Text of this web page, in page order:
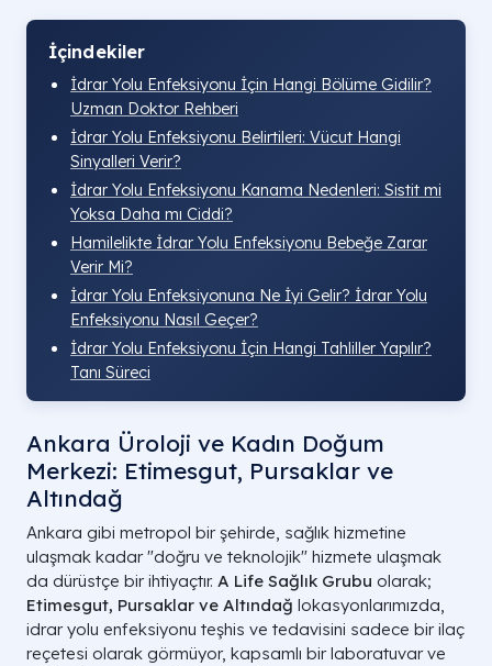
İçindekiler
İdrar Yolu Enfeksiyonu İçin Hangi Bölüme Gidilir?
Uzman Doktor Rehberi
İdrar Yolu Enfeksiyonu Belirtileri: Vücut Hangi
Sinyalleri Verir?
İdrar Yolu Enfeksiyonu Kanama Nedenleri: Sistit mi
Yoksa Daha mı Ciddi?
Hamilelikte İdrar Yolu Enfeksiyonu Bebeğe Zarar
Verir Mi?
İdrar Yolu Enfeksiyonuna Ne İyi Gelir? İdrar Yolu
Enfeksiyonu Nasıl Geçer?
İdrar Yolu Enfeksiyonu İçin Hangi Tahliller Yapılır?
Tanı Süreci
Ankara Üroloji ve Kadın Doğum
Merkezi: Etimesgut, Pursaklar ve
Altındağ
Ankara gibi metropol bir şehirde, sağlık hizmetine
ulaşmak kadar "doğru ve teknolojik" hizmete ulaşmak
da dürüstçe bir ihtiyaçtır. A Life Sağlık Grubu olarak;
Etimesgut, Pursaklar ve Altındağ lokasyonlarımızda,
idrar yolu enfeksiyonu teşhis ve tedavisini sadece bir ilaç
reçetesi olarak görmüyor, kapsamlı bir laboratuvar ve